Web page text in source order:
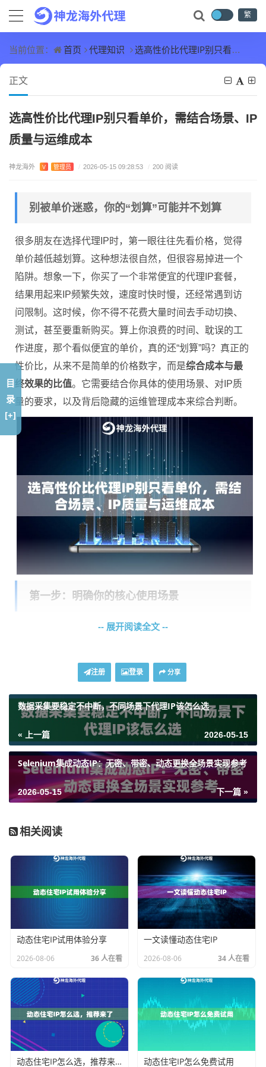
繁
当前位置： 首页 代理知识 选高性价比代理IP别只看单价，需结合场景、IP质量与运维成本
正文
选高性价比代理IP别只看单价，需结合场景、IP
质量与运维成本
神龙海外 V 管理员 / 2026-05-15 09:28:53 / 200 阅读
别被单价迷惑，你的“划算”可能并不划算
很多朋友在选择代理IP时，第一眼往往先看价格，觉得
单价越低越划算。这种想法很自然，但很容易掉进一个
陷阱。想象一下，你买了一个非常便宜的代理IP套餐，
结果用起来IP频繁失效，速度时快时慢，还经常遇到访
问限制。这时候，你不得不花费大量时间去手动切换、
测试，甚至要重新购买。算上你浪费的时间、耽误的工
作进度，那个看似便宜的单价，真的还“划算”吗？真正的
性价比，从来不是简单的价格数字，而是综合成本与最
终效果的比值。它需要结合你具体的使用场景、对IP质
量的要求，以及背后隐藏的运维管理成本来综合判断。
第一步：明确你的核心使用场景
不同的业务对代理IP的需求天差地别。选错类型，就像
如果你需要从各类网站公开收集产品信息、价格数据或
舆情内容，这对IP的纯净度和数量要求极高。目标网站
很容易识别并封锁频繁访问的IP。你需要的是一个庞大
的、不断更新的IP池，确保每个请求都像是来自世界不
同角落的真实用户。这时，动态住宅IP或覆盖广泛的动
态IP代理服务更为合适，它们能有效降低被封锁的风
场景二：账户管理与多开操作
在跨境电商平台、社交媒体或某些应用中进行多账户操
作时，核心需求是
IP的独立性和地域稳定性
场景三：网络安全与品牌保护
企业用于监控网络威胁、扫描自身漏洞或追踪网上假冒
项方案。例如，对于大规模、持续性的数据采集或AI训
练数据支持任务，我们的不限量代理IP套餐能保障高并
发与长期稳定运行，避免因流量计费带来的心理负担和
成本失控。
-- 展开阅读全文 --
注册 登录 分享
数据采集要稳定不中断，不同场景下代理IP该怎么选
« 上一篇 2026-05-15
Selenium集成动态IP：无密、带密、动态更换全场景实现参考
下一篇 »
2026-05-15
相关阅读
动态住宅IP试用体验分享
2026-08-06 36 人在看
一文读懂动态住宅IP
2026-08-06 34 人在看
动态住宅IP怎么选，推荐来了 动态住宅IP怎么免费试用
目
录
[+]